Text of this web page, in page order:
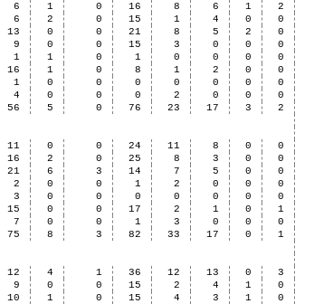
6 1 0 16 8 6 1
2
6 2 0 15 1 4 0
0
13 0 0 21 8 5 2
0
9 0 0 15 3 0 0
0
1 1 0 1 0 0 0
0
16 1 0 8 1 2 0
0
1 0 0 0 0 0 0
0
4 0 0 0 2 0 0
0
56 5 0 76 23 17 3 2
11 0 0 24 11 8 0
0
16 2 0 25 8 3 0
0
21 6 3 14 7 5 0
0
2 0 0 1 2 0 0
0
3 0 0 0 0 0 0
0
15 0 0 17 2 1 0
1
7 0 0 1 3 0 0
0
75 8 3 82 33 17 0 1
12 4 1 36 12 13 0
3
9 0 0 15 2 4 1
0
10 1 0 15 4 3 1
0